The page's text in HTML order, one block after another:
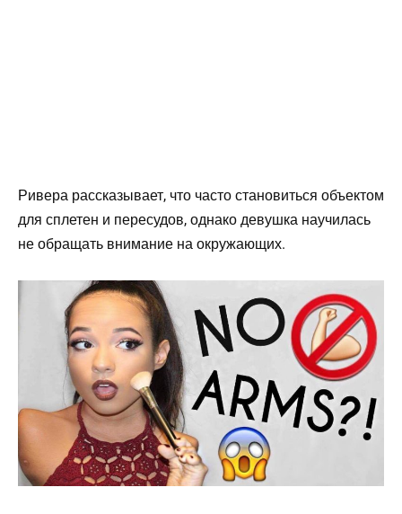
Ривера рассказывает, что часто становиться объектом
для сплетен и пересудов, однако девушка научилась
не обращать внимание на окружающих.